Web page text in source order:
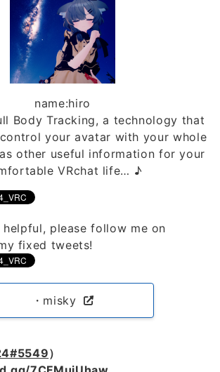
name:hiro
Body Tracking, a technology that
your avatar with your whole
other useful information for your
VRchat life… ♪
please follow me on
fixed tweets!
・misky
）